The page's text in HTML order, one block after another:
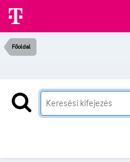
Főoldal